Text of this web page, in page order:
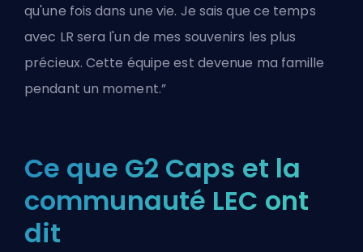
qu'une fois dans une vie. Je sais que ce temps
avec LR sera l'un de mes souvenirs les plus
précieux. Cette équipe est devenue ma famille
pendant un moment.”
Ce que G2 Caps et la
communauté LEC ont
dit